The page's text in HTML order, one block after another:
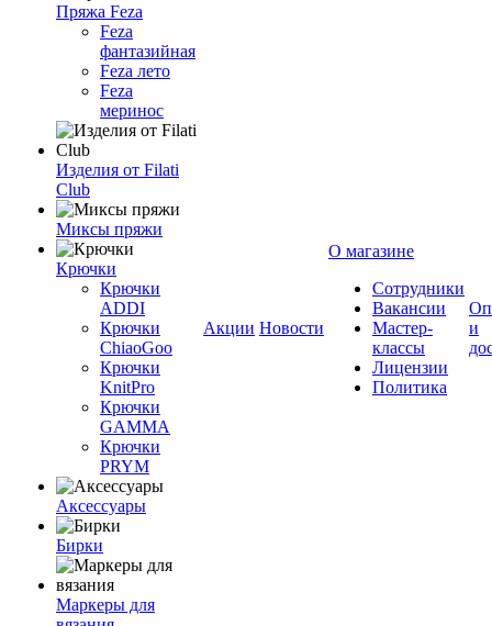
Пряжа Feza
Feza
фантазийная
Feza лето
Feza
меринос
Изделия от Filati
Club
Миксы пряжи
Крючки
Крючки
ADDI
Крючки
ChiaoGoo
Крючки
KnitPro
Крючки
GAMMA
Крючки
PRYM
Аксессуары
Бирки
Маркеры для
Акции Новости
О магазине
Сотрудники
Вакансии
Мастер-
классы
Лицензии
Политика
и